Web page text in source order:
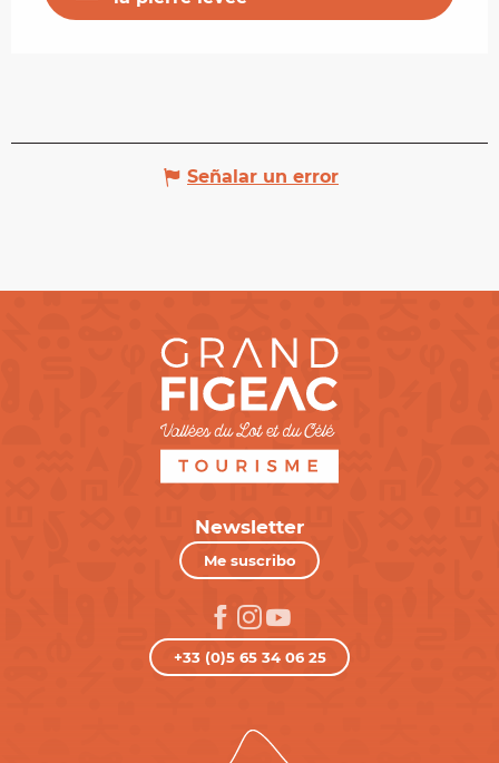
Señalar un error
Newsletter
Me suscribo
+33 (0)5 65 34 06 25